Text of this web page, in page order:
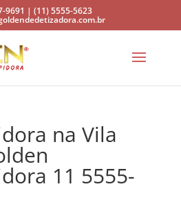
9691 | (11) 5555-5623
na Vila
11 5555-